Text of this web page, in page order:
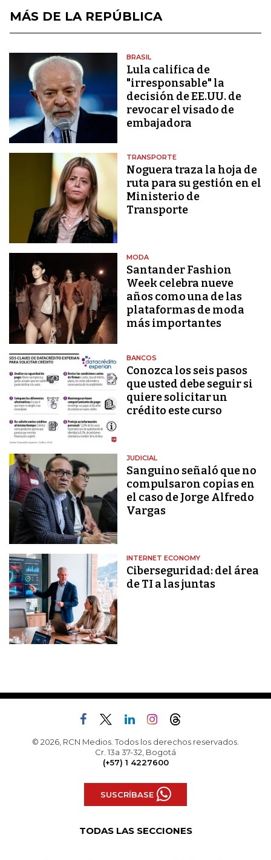
MÁS DE LA REPÚBLICA
BRASIL
Lula califica de
"irresponsable" la
decisión de EE.UU. de
revocar el visado de
embajadora
TRANSPORTE
Noguera traza la hoja de
ruta para su gestión en el
Ministerio de
Transporte
MODA
Santander Fashion
Week celebra nueve
años como una de las
plataformas de moda
más importantes
BANCOS
Conozca los seis pasos
que usted debe seguir si
quiere solicitar un
crédito este curso
JUDICIAL
Sanguino señaló que no
compulsaron copias en
el caso de Jorge Alfredo
Vargas
INTERNET ECONOMY
Ciberseguridad: del área
de TI a las juntas
© 2026, RCN Medios. Todos los derechos reservados.
Cr. 13a 37-32, Bogotá
(+57) 1 4227600
SUSCRÍBASE
TODAS LAS SECCIONES